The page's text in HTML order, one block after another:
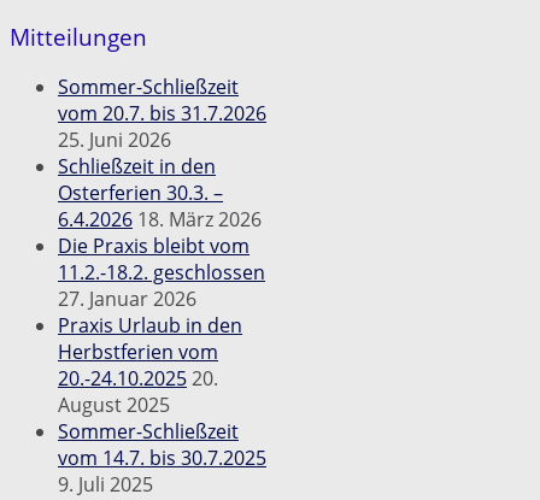
Mitteilungen
Sommer-Schließzeit
vom 20.7. bis 31.7.2026
25. Juni 2026
Schließzeit in den
Osterferien 30.3. –
6.4.2026 18. März 2026
Die Praxis bleibt vom
11.2.-18.2. geschlossen
27. Januar 2026
Praxis Urlaub in den
Herbstferien vom
20.-24.10.202520.
August 2025
Sommer-Schließzeit
vom 14.7. bis 30.7.2025
9. Juli 2025